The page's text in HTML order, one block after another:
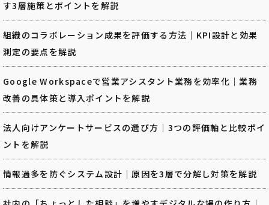
す3層施策とポイントを解説
組織のコラボレーション成果を評価する方法｜KPI設計と効果
測定の要点を解説
Google Workspaceで営業アシスタント業務を効率化｜業務
改善の具体策と導入ポイントを解説
法人向けアンケートサービスの選び方｜3つの評価軸と比較ポイ
ントを解説
情報過多を防ぐシステム設計｜原因を3層で分解し対策を解説